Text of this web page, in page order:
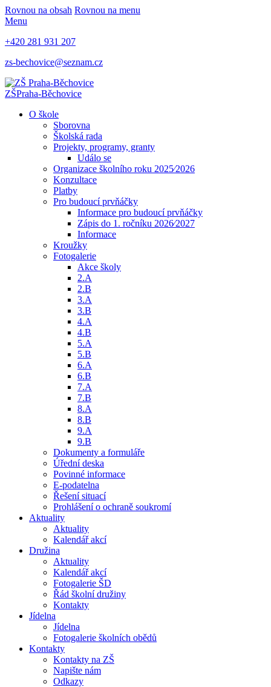
Rovnou na obsah Rovnou na menu
Menu
+420 281 931 207
zs-bechovice@seznam.cz
ZŠPraha-Běchovice
O škole
Sborovna
Školská rada
Projekty, programy, granty
Událo se
Organizace školního roku 2025⁄2026
Konzultace
Platby
Pro budoucí prvňáčky
Informace pro budoucí prvňáčky
Zápis do 1. ročníku 2026⁄2027
Informace
Kroužky
Fotogalerie
Akce školy
2.A
2.B
3.A
3.B
4.A
4.B
5.A
5.B
6.A
6.B
7.A
7.B
8.A
8.B
9.A
9.B
Dokumenty a formuláře
Úřední deska
Povinné informace
E-podatelna
Řešení situací
Prohlášení o ochraně soukromí
Aktuality
Aktuality
Kalendář akcí
Družina
Aktuality
Kalendář akcí
Fotogalerie ŠD
Řád školní družiny
Kontakty
Jídelna
Jídelna
Fotogalerie školních obědů
Kontakty
Kontakty na ZŠ
Napište nám
Odkazy